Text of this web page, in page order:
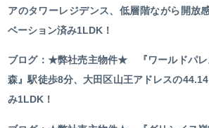
アのタワーレジデンス、低層階ながら開放
ベーション済み1LDK！
ブログ：★弊社売主物件★ 『ワールドパ
森』駅徒歩8分、大田区山王アドレスの
み1LDK！